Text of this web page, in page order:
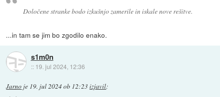
Določene stranke bodo izkušnjo zamerile in iskale nove rešitve.
...in tam se jim bo zgodilo enako.
s1m0n
:: 19. jul 2024, 12:36
Jarno je 19. jul 2024 ob 12:23izjavil: